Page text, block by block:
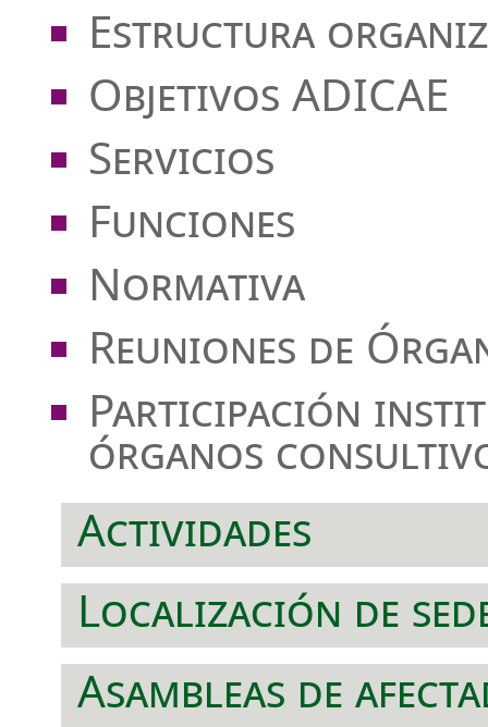
Estructura
Objetivos ADICAE
Servicios
Funciones
Normativa
Reuniones de
Participación
órganos
Actividades
Localización de
Asambleas de